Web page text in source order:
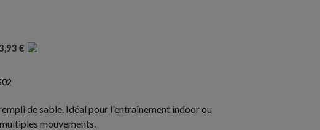
€
de sable. Idéal pour l'entraînement indoor ou
mouvements.